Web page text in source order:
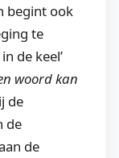
begint ook
te
de keel’
woord kan
de
de
de